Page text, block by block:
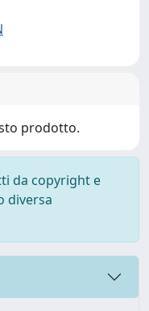
prodotto.
da copyright e
diversa